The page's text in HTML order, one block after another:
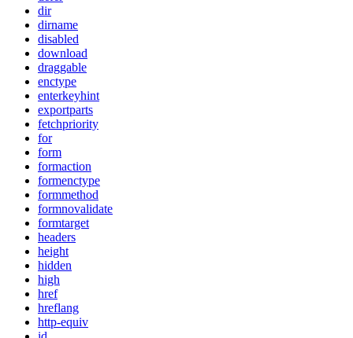
dir
dirname
disabled
download
draggable
enctype
enterkeyhint
exportparts
fetchpriority
for
form
formaction
formenctype
formmethod
formnovalidate
formtarget
headers
height
hidden
high
href
hreflang
http-equiv